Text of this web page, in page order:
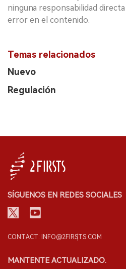
ninguna responsabilidad
error en el contenido.
Temas relacionados
Nuevo
Regulación
SÍGUENOS EN REDES SOCIALES
CONTACT: INFO@2FIRSTS.COM
MANTENTE ACTUALIZADO.